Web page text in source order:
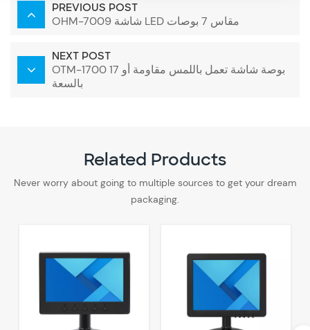
PREVIOUS POST
OHM-7009 شاشة LED مقاس 7 بوصات
NEXT POST
OTM-1700 17 بوصة شاشة تعمل باللمس مقاومة أو
بالسعة
Related Products
Never worry about going to multiple sources to get your dream
packaging.